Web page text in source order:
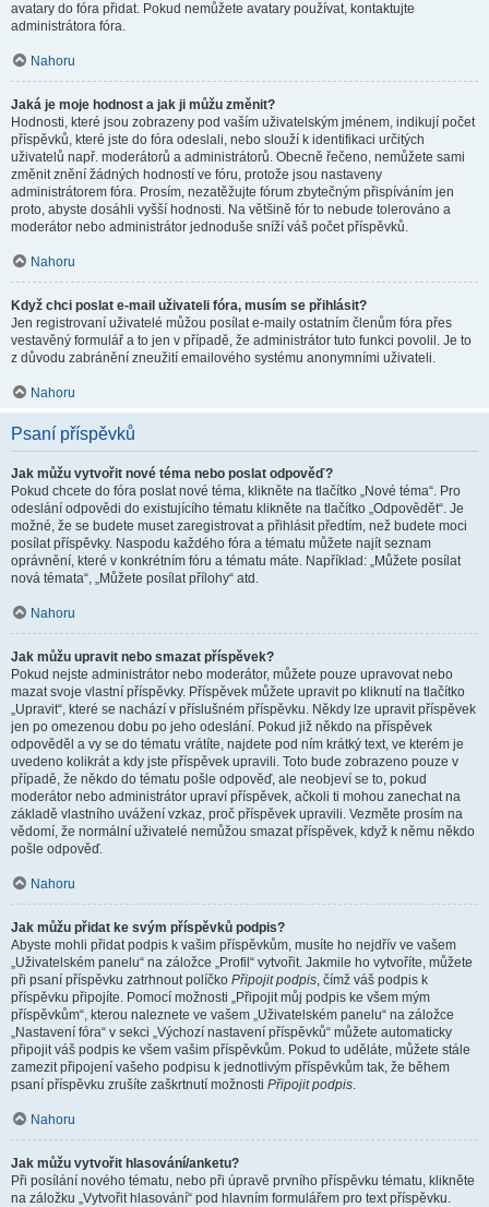
avatary do fóra přidat. Pokud nemůžete avatary používat, kontaktujte
administrátora fóra.
Nahoru
Jaká je moje hodnost a jak ji můžu změnit?
Hodnosti, které jsou zobrazeny pod vaším uživatelským jménem, indikují počet
příspěvků, které jste do fóra odeslali, nebo slouží k identifikaci určitých
uživatelů např. moderátorů a administrátorů. Obecně řečeno, nemůžete sami
změnit znění žádných hodností ve fóru, protože jsou nastaveny
administrátorem fóra. Prosím, nezatěžujte fórum zbytečným přispíváním jen
proto, abyste dosáhli vyšší hodnosti. Na většině fór to nebude tolerováno a
moderátor nebo administrátor jednoduše sníží váš počet příspěvků.
Nahoru
Když chci poslat e-mail uživateli fóra, musím se přihlásit?
Jen registrovaní uživatelé můžou posílat e-maily ostatním členům fóra přes
vestavěný formulář a to jen v případě, že administrátor tuto funkci povolil. Je to
z důvodu zabránění zneužití emailového systému anonymními uživateli.
Nahoru
Psaní příspěvků
Jak můžu vytvořit nové téma nebo poslat odpověď?
Pokud chcete do fóra poslat nové téma, klikněte na tlačítko „Nové téma“. Pro
odeslání odpovědi do existujícího tématu klikněte na tlačítko „Odpovědět“. Je
možné, že se budete muset zaregistrovat a přihlásit předtím, než budete moci
posílat příspěvky. Naspodu každého fóra a tématu můžete najít seznam
oprávnění, které v konkrétním fóru a tématu máte. Například: „Můžete posílat
nová témata“, „Můžete posílat přílohy“ atd.
Nahoru
Jak můžu upravit nebo smazat příspěvek?
Pokud nejste administrátor nebo moderátor, můžete pouze upravovat nebo
mazat svoje vlastní příspěvky. Příspěvek můžete upravit po kliknutí na tlačítko
„Upravit“, které se nachází v příslušném příspěvku. Někdy lze upravit příspěvek
jen po omezenou dobu po jeho odeslání. Pokud již někdo na příspěvek
odpověděl a vy se do tématu vrátíte, najdete pod ním krátký text, ve kterém je
uvedeno kolikrát a kdy jste příspěvek upravili. Toto bude zobrazeno pouze v
případě, že někdo do tématu pošle odpověď, ale neobjeví se to, pokud
moderátor nebo administrátor upraví příspěvek, ačkoli ti mohou zanechat na
základě vlastního uvážení vzkaz, proč příspěvek upravili. Vezměte prosím na
vědomí, že normální uživatelé nemůžou smazat příspěvek, když k němu někdo
pošle odpověď.
Nahoru
Jak můžu přidat ke svým příspěvků podpis?
Abyste mohli přidat podpis k vašim příspěvkům, musíte ho nejdřív ve vašem
„Uživatelském panelu“ na záložce „Profil“ vytvořit. Jakmile ho vytvoříte, můžete
při psaní příspěvku zatrhnout políčko Připojit podpis, čímž váš podpis k
příspěvku připojíte. Pomocí možnosti „Připojit můj podpis ke všem mým
příspěvkům“, kterou naleznete ve vašem „Uživatelském panelu“ na záložce
„Nastavení fóra“ v sekci „Výchozí nastavení příspěvků“ můžete automaticky
připojit váš podpis ke všem vašim příspěvkům. Pokud to uděláte, můžete stále
zamezit připojení vašeho podpisu k jednotlivým příspěvkům tak, že během
psaní příspěvku zrušíte zaškrtnutí možnosti Připojit podpis.
Nahoru
Jak můžu vytvořit hlasování/anketu?
Při posílání nového tématu, nebo při úpravě prvního příspěvku tématu, klikněte
na záložku „Vytvořit hlasování“ pod hlavním formulářem pro text příspěvku.